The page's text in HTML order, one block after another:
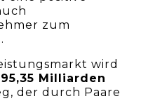
zum
wird
95,35 Milliarden
der durch Paare